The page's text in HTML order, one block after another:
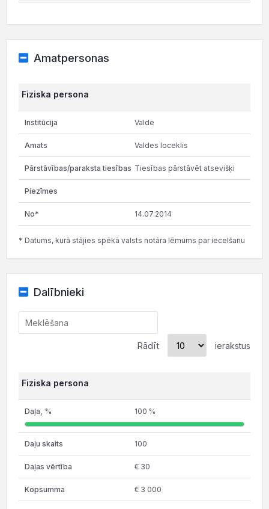
Amatpersonas
Fiziska persona
Valde
Valdes loceklis
Tiesības pārstāvēt atsevišķi
14.07.2014
* Datums, kurā stājies spēkā valsts notāra lēmums par iecelšanu
Dalībnieki
Rādīt ierakstus
Fiziska persona
100 %
100
€ 30
€ 3 000